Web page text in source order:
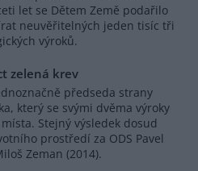
let se Dětem Země podařilo
neuvěřitelných jeden tisíc tři
výroků.
zelená krev
předseda strany
který se svými dvěma výroky
Stejný výsledek dosud
prostředí za ODS Pavel
Zeman (2014).